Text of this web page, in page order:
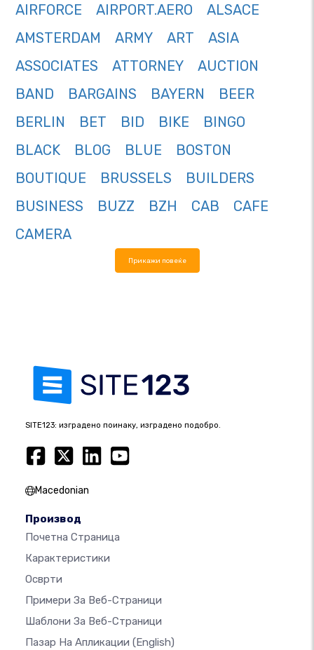
AIRFORCE
AIRPORT.AERO
ALSACE
AMSTERDAM
ARMY ART
ASIA
ASSOCIATES
ATTORNEY
AUCTION
BAND
BARGAINS BAYERN
BEER
BERLIN
BET BID BIKE
BINGO
BLACK
BLOG BLUE
BOSTON
BOUTIQUE
BRUSSELS
BUILDERS
BUSINESS
BUZZ BZH CAB
CAFE
CAMERA
Прикажи повеќе
SITE123: изградено поинаку, изградено подобро.
Macedonian
Производ
Почетна Страница
Карактеристики
Осврти
Примери За Веб-Страници
Шаблони За Веб-Страници
Пазар На Апликации (English)